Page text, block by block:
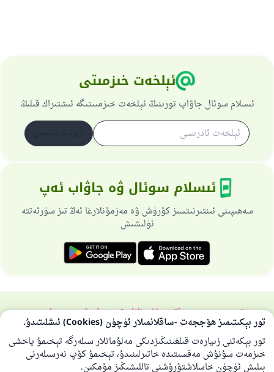
ئېلخەت خىزمىتى
ئىسلام سوئال جاۋاپ تورىنىڭ ئېلخەت خىزمىىتىگە ئىشتىراك قىلىڭ
ئىسلام سوئال ۋە جاۋاب ئەپ
سەھىپىنى ئىنتىرنىتسىز كۆرۈش ۋە مەزمۇنلارغا ئەڭ تىز سۈرئەتتە
ئۈلىشىش
تورسەھىپىسى ھەققىدەباش نازارەتچىخۇسۇسىي سىياسەت
بارلىق ھوقۇق ئىسلام سوئال-جاۋاپ تورىغا مەنسۇپتۇر 1997-2025 ©
تور بېكىتىمىز ھۆججەت -ساقلانمىلار ئۈچۈن (Cookies) ئىشلىتىدۇ.
تور بېكەتنى زىيارەت قىلغىنىڭىزدىكى مەلۇماتلار سىلەرگە تېخىمۇ ياخشى
خىزمەت سۇنۇش مەقسىتىدە خاتىرلىنىدۇ، تېخىمۇ كۆپ نەرسىلەرنى
بىلىش ئۈچۈن خاسلاشتۇرۇشنى تاللىشىڭىز مۇمكىن.